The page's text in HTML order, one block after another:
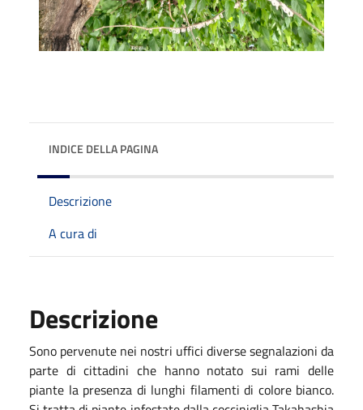
INDICE DELLA PAGINA
Descrizione
A cura di
Descrizione
Sono pervenute nei nostri uffici diverse segnalazioni da
parte di cittadini che hanno notato sui rami delle
piante la presenza di lunghi filamenti di colore bianco.